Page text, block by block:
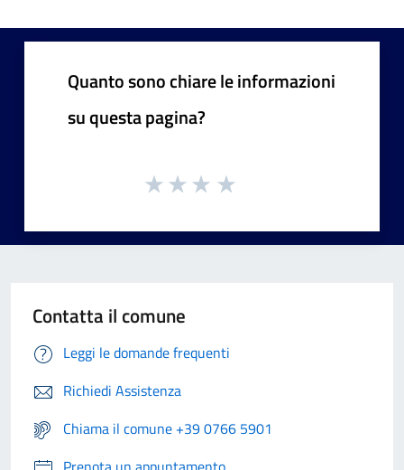
Quanto sono chiare le informazioni
su questa pagina?
Contatta il comune
Leggi le domande frequenti
Richiedi Assistenza
Chiama il comune +39 0766 5901